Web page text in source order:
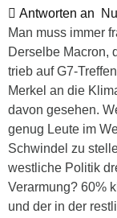
Antworten an
Man muss immer
Derselbe Macron,
trieb auf G7-
Merkel an die
davon gesehen.
genug Leute im
Schwindel zu
westliche Politik
Verarmung? 60%
und der in der